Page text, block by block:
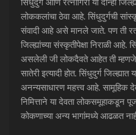
सिंधुदुर्ग आणि रत्नागिरी या दोन्ही
लोककलांचा ठेवा आहे. सिंधुदुर्गची
संवादी आहे असे मानले जाते. पण ती
जिल्ह्यांच्या संस्कृतीपेक्षा निराळी आहे.
असलेली जी लोकदैवते आहेत ती म्हणजे
सातेरी इत्यादी होत. सिंधुदुर्ग
अनन्यसाधारण महत्त्व आहे. सामूहिक
निमित्ताने या देवता लोकसमूहाकडून
कोकणाच्या अन्य भागांमध्ये आढळत